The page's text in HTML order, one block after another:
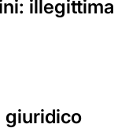
illegittima
giuridico